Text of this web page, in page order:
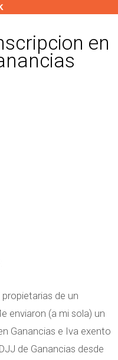
de un
enviaron (a mi sola) un
Ganancias e Iva exento
de Ganancias desde